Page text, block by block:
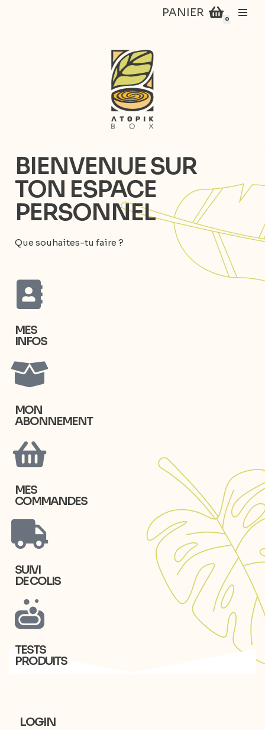
PANIER
0
BIENVENUE SUR
TON ESPACE
PERSONNEL
Que souhaites-tu faire ?
MES
INFOS
MON
ABONNEMENT
MES
COMMANDES
SUIVI
DE COLIS
TESTS
PRODUITS
LOGIN